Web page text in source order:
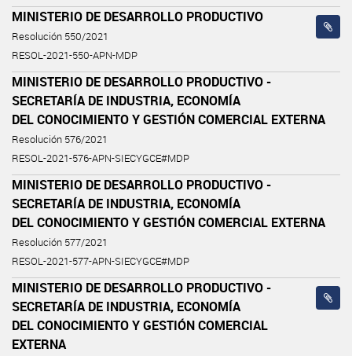
MINISTERIO DE DESARROLLO PRODUCTIVO
Resolución 550/2021
RESOL-2021-550-APN-MDP
MINISTERIO DE DESARROLLO PRODUCTIVO -
SECRETARÍA DE INDUSTRIA, ECONOMÍA
DEL CONOCIMIENTO Y GESTIÓN COMERCIAL EXTERNA
Resolución 576/2021
RESOL-2021-576-APN-SIECYGCE#MDP
MINISTERIO DE DESARROLLO PRODUCTIVO -
SECRETARÍA DE INDUSTRIA, ECONOMÍA
DEL CONOCIMIENTO Y GESTIÓN COMERCIAL EXTERNA
Resolución 577/2021
RESOL-2021-577-APN-SIECYGCE#MDP
MINISTERIO DE DESARROLLO PRODUCTIVO -
SECRETARÍA DE INDUSTRIA, ECONOMÍA
DEL CONOCIMIENTO Y GESTIÓN COMERCIAL
EXTERNA